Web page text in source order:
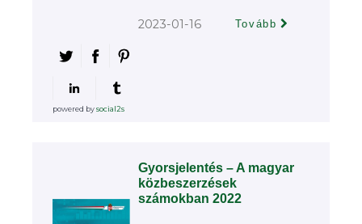
2023-01-16 Tovább
powered bysocial2s
Gyorsjelentés – A magyar
közbeszerzések
számokban 2022